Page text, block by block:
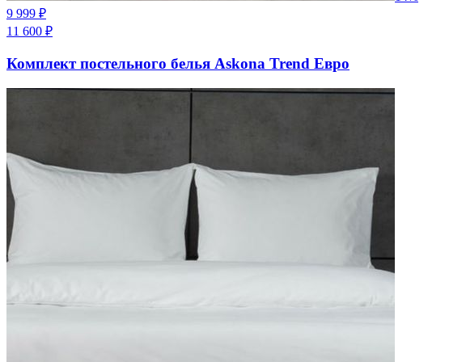
9 999 ₽
11 600 ₽
Комплект постельного белья Askona Trend Евро